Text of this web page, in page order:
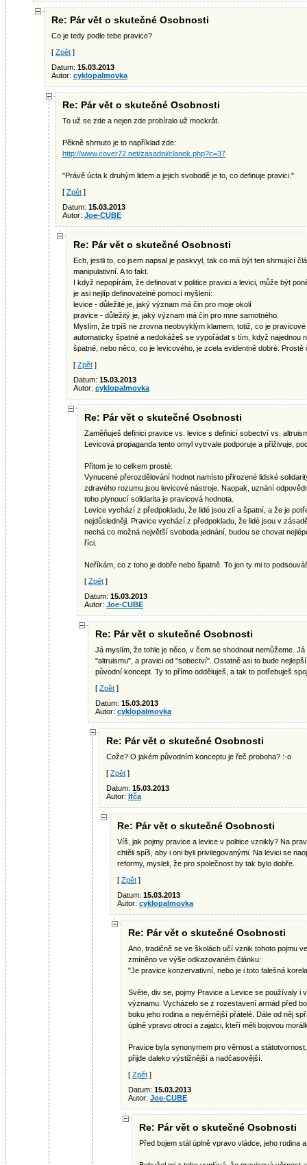
Re: Pár vět o skutečné Osobnosti
Co je tedy podle tebe pravice?
[ Zpět ]
Datum: 15.03.2013
Autor: cyklopalmovka
Re: Pár vět o skutečné Osobnosti
To už se zde a nejen zde probíralo už mockrát.
Pěkně shrnuto je to například zde:
http://www.cover72.net/zasadni/clanek.php?c=37
"Právě úcta k druhým lidem a jejich svobodě je to, co definuje pravici."
[ Zpět ]
Datum: 15.03.2013
Autor: Joe-CUBE
Re: Pár vět o skutečné Osobnosti
Ech, jestli to, co jsem napsal je paskvyl, tak co má být ten shrnující
manipulativní. A to fakt.
I když nepopírám, že definovat v politice pravici a levici, může být
je asi nejlíp definovatelné pomocí myšlení:
levice - důležité je, jaký význam má čin pro moje okolí
pravice - důležitý je, jaký význam má čin pro mne samotného.
Myslím, že trpíš ne zrovna neobvyklým klamem, totiž, co je
automaticky špatné a nedokážeš se vypořádat s tím, když najednou
špatné, nebo něco, co je levicového, je zcela evidentně dobré. Prostě
[ Zpět ]
Datum: 15.03.2013
Autor: cyklopalmovka
Re: Pár vět o skutečné Osobnosti
Zaměňuješ definici pravice vs. levice s definicí sobectví vs.
Levicová propaganda tento omyl vytrvale podporuje a přiživuje,
Přitom je to celkem prosté:
Vynucené přerozdělování hodnot namísto přirozené lidské
zdravého rozumu jsou levicové nástroje. Naopak, uznání
toho plynoucí solidarita je pravicová hodnota.
Levice vychází z předpokladu, že lidé jsou zlí a špatní, a že je
nejdůsledněji. Pravice vychází z předpokladu, že lidé jsou v
nechá co možná největší svoboda jednání, budou se chovat
říci.
Neříkám, co z toho je dobře nebo špatně. To jen ty mi to
[ Zpět ]
Datum: 15.03.2013
Autor: Joe-CUBE
Re: Pár vět o skutečné Osobnosti
Já myslím, že tohle je něco, v čem se shodnout nemůžeme.
"altruismu", a pravici od "sobectví". Ostatně asi to bude
původní koncept. Ty to přímo odděluješ, a tak to potřebuješ
[ Zpět ]
Datum: 15.03.2013
Autor: cyklopalmovka
Re: Pár vět o skutečné Osobnosti
Cože? O jakém původním konceptu je řeč proboha? :-o
[ Zpět ]
Datum: 15.03.2013
Autor: Ifča
Re: Pár vět o skutečné Osobnosti
Víš, jak pojmy pravice a levice v politice vznikly? Na
chtěli spíš, aby i oni byli privilegovanými. Na levici se
reformy, mysleli, že pro společnost by tak bylo dobře.
[ Zpět ]
Datum: 15.03.2013
Autor: cyklopalmovka
Re: Pár vět o skutečné Osobnosti
Ano, tradičně se ve školách učí vznik tohoto pojmu
zmíněno ve výše odkazovaném článku:
"Je pravice konzervativní, nebo je i toto falešná
Světe, div se, pojmy Pravice a Levice se používaly i
významu. Vycházelo se z rozestavení armád před
boku jeho rodina a nejvěrnější přátelé. Dále od něj
úplně vpravo otroci a zajatci, kteří měli bojovou
Pravice byla synonymem pro věrnost a
přijde daleko výstižnější a nadčasovější.
[ Zpět ]
Datum: 15.03.2013
Autor: Joe-CUBE
Re: Pár vět o skutečné Osobnosti
Před bojem stál úplně vpravo vládce, jeho rodina